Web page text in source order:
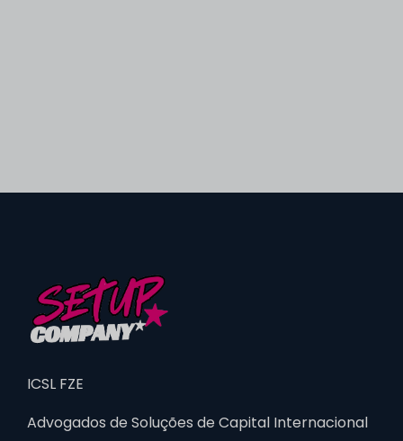
ICSL FZE
Advogados de Soluções de Capital Internacional